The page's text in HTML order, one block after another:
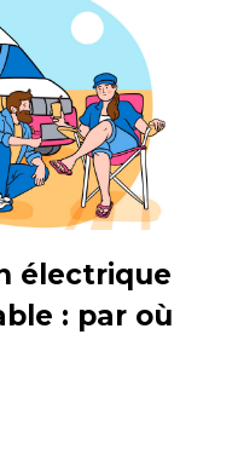
électrique
: par où